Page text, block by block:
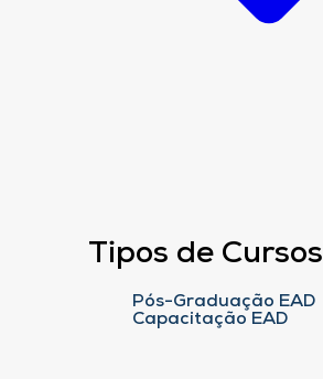
Tipos de Cursos
Pós-Graduação EAD
Capacitação EAD